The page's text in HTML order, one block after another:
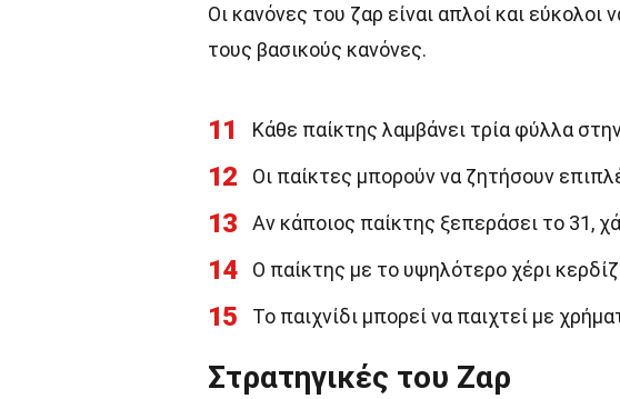
Οι κανόνες του ζαρ είναι απλοί και
τους βασικούς κανόνες.
11 Κάθε παίκτης λαμβάνει τρία φύλλα
12 Οι παίκτες μπορούν να ζητήσουν
13 Αν κάποιος παίκτης ξεπεράσει το 31,
14 Ο παίκτης με το υψηλότερο χέρι
15 Το παιχνίδι μπορεί να παιχτεί με
Στρατηγικές του Ζαρ